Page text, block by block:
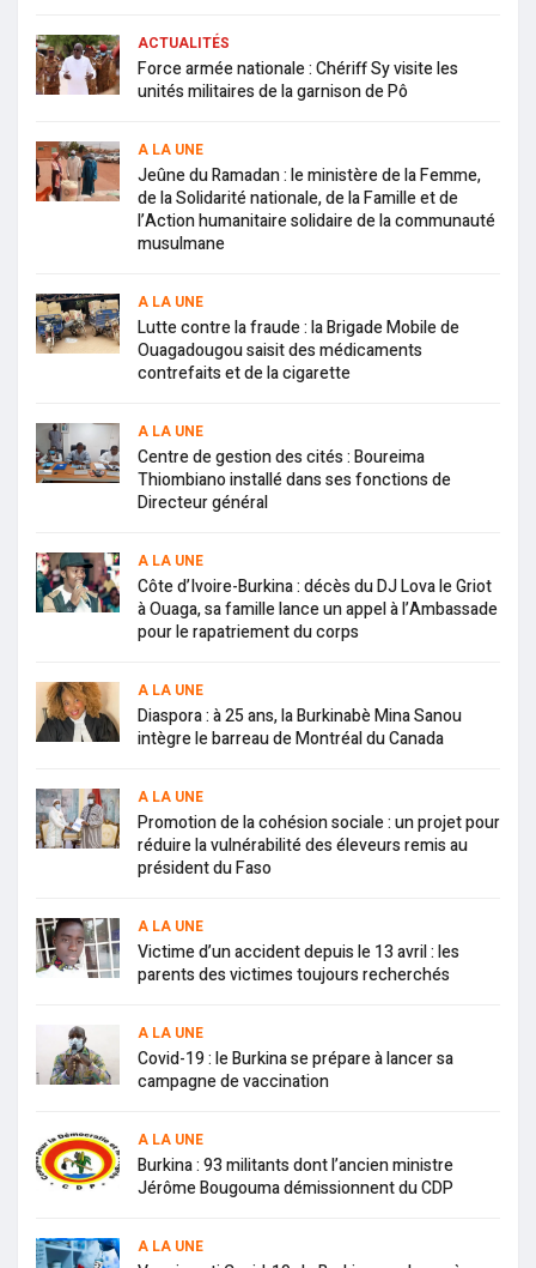
ACTUALITÉS
Force armée nationale : Chériff Sy visite les
unités militaires de la garnison de Pô
A LA UNE
Jeûne du Ramadan : le ministère de la Femme,
de la Solidarité nationale, de la Famille et de
l’Action humanitaire solidaire de la communauté
musulmane
A LA UNE
Lutte contre la fraude : la Brigade Mobile de
Ouagadougou saisit des médicaments
contrefaits et de la cigarette
A LA UNE
Centre de gestion des cités : Boureima
Thiombiano installé dans ses fonctions de
Directeur général
A LA UNE
Côte d’Ivoire-Burkina : décès du DJ Lova le Griot
à Ouaga, sa famille lance un appel à l’Ambassade
pour le rapatriement du corps
A LA UNE
Diaspora : à 25 ans, la Burkinabè Mina Sanou
intègre le barreau de Montréal du Canada
A LA UNE
Promotion de la cohésion sociale : un projet pour
réduire la vulnérabilité des éleveurs remis au
président du Faso
A LA UNE
Victime d’un accident depuis le 13 avril : les
parents des victimes toujours recherchés
A LA UNE
Covid-19 : le Burkina se prépare à lancer sa
campagne de vaccination
A LA UNE
Burkina : 93 militants dont l’ancien ministre
Jérôme Bougouma démissionnent du CDP
A LA UNE